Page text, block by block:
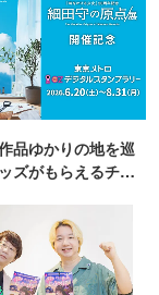
品ゆかりの地を巡
ズがもらえるチャ